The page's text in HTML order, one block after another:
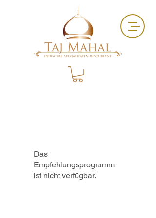
Das
Empfehlungsprogramm
ist nicht verfügbar.